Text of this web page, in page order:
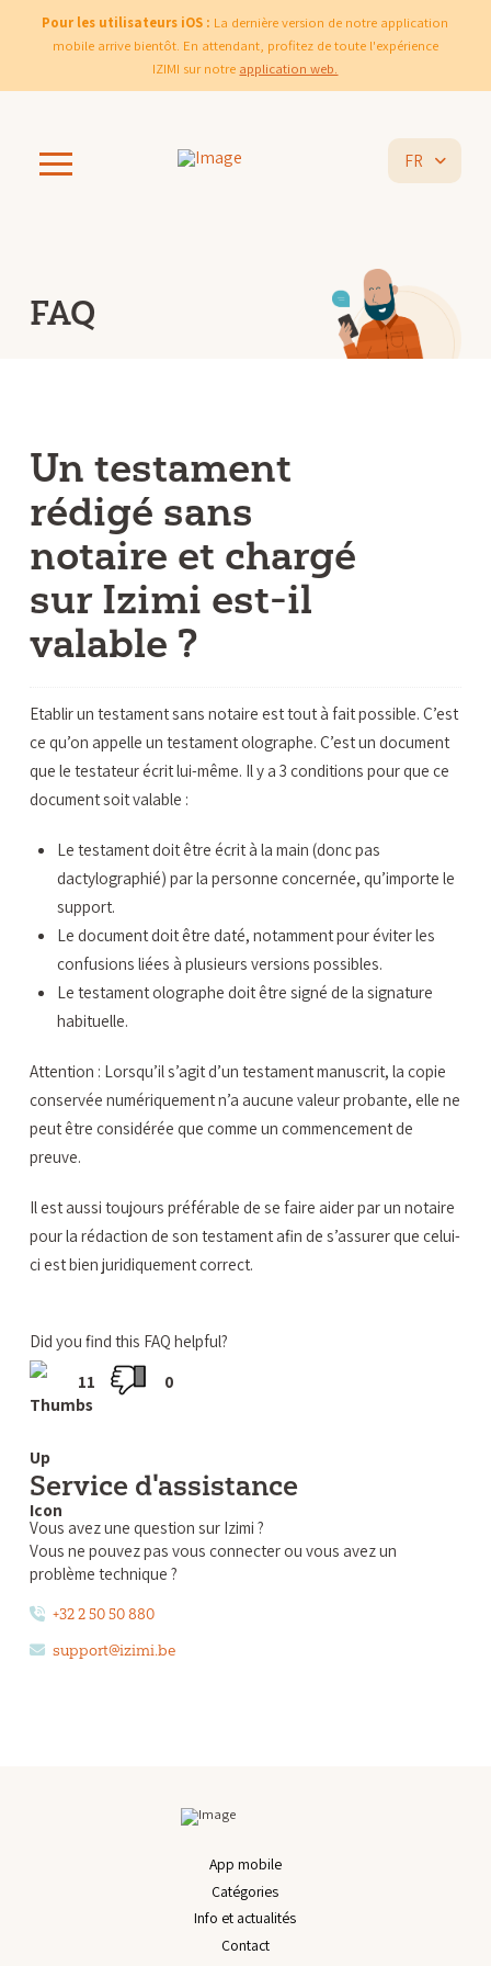
Pour les utilisateurs iOS : La dernière version de notre application
mobile arrive bientôt. En attendant, profitez de toute l'expérience
IZIMI sur notre application web.
FR
FAQ
Un testament
rédigé sans
notaire et chargé
sur Izimi est-il
valable ?
Etablir un testament sans notaire est tout à fait possible. C’est
ce qu’on appelle un testament olographe. C’est un document
que le testateur écrit lui-même. Il y a 3 conditions pour que ce
document soit valable :
Le testament doit être écrit à la main (donc pas
dactylographié) par la personne concernée, qu’importe le
support.
Le document doit être daté, notamment pour éviter les
confusions liées à plusieurs versions possibles.
Le testament olographe doit être signé de la signature
habituelle.
Attention : Lorsqu’il s’agit d’un testament manuscrit, la copie
conservée numériquement n’a aucune valeur probante, elle ne
peut être considérée que comme un commencement de
preuve.
Il est aussi toujours préférable de se faire aider par un notaire
pour la rédaction de son testament afin de s’assurer que celui-
ci est bien juridiquement correct.
Did you find this FAQ helpful?
11
0
Service d'assistance
Vous avez une question sur Izimi ?
Vous ne pouvez pas vous connecter ou vous avez un
problème technique ?
+32 2 50 50 880
support@izimi.be
App mobile
Catégories
Info et actualités
Contact